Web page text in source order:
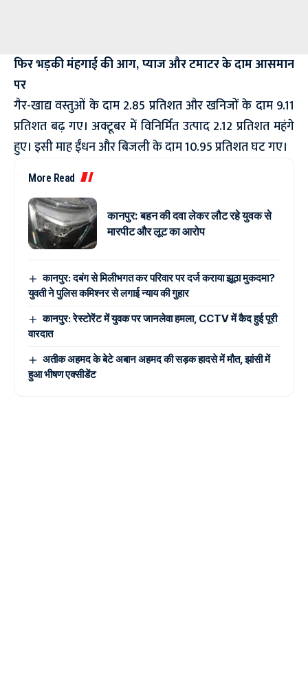
फिर भड़की मंहगाई की आग, प्याज और टमाटर के दाम आसमान
पर
गैर-खाद्य वस्तुओं के दाम 2.85 प्रतिशत और खनिजों के दाम 9.11
प्रतिशत बढ़ गए। अक्टूबर में विनिर्मित उत्पाद 2.12 प्रतिशत महंगे
हुए। इसी माह ईंधन और बिजली के दाम 10.95 प्रतिशत घट गए।
More Read
कानपुर: बहन की दवा लेकर लौट रहे युवक से
मारपीट और लूट का आरोप
कानपुर: दबंग से मिलीभगत कर परिवार पर दर्ज कराया झूठा मुकदमा?
युवती ने पुलिस कमिश्नर से लगाई न्याय की गुहार
कानपुर: रेस्टोरेंट में युवक पर जानलेवा हमला, CCTV में कैद हुई पूरी
वारदात
अतीक अहमद के बेटे अबान अहमद की सड़क हादसे में मौत, झांसी में
हुआ भीषण एक्सीडेंट